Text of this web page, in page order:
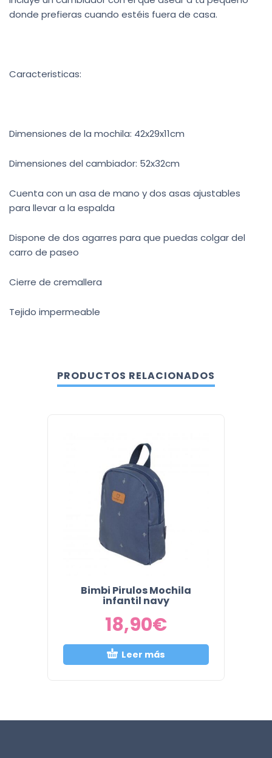
donde prefieras cuando estéis fuera de casa.
Caracteristicas:
Dimensiones de la mochila: 42x29x11cm
Dimensiones del cambiador: 52x32cm
Cuenta con un asa de mano y dos asas ajustables
para llevar a la espalda
Dispone de dos agarres para que puedas colgar del
carro de paseo
Cierre de cremallera
Tejido impermeable
PRODUCTOS RELACIONADOS
Bimbi Pirulos Mochila
infantil navy
18,90€
Leer más